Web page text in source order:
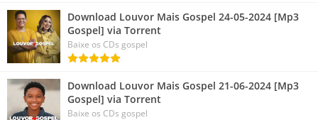
Download Louvor Mais Gospel 24-05-2024 [Mp3
Gospel] via Torrent
Baixe os CDs gospel
Download Louvor Mais Gospel 21-06-2024 [Mp3
Gospel] via Torrent
Baixe os CDs gospel